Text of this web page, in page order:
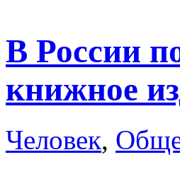
В России
книжное
Человек,